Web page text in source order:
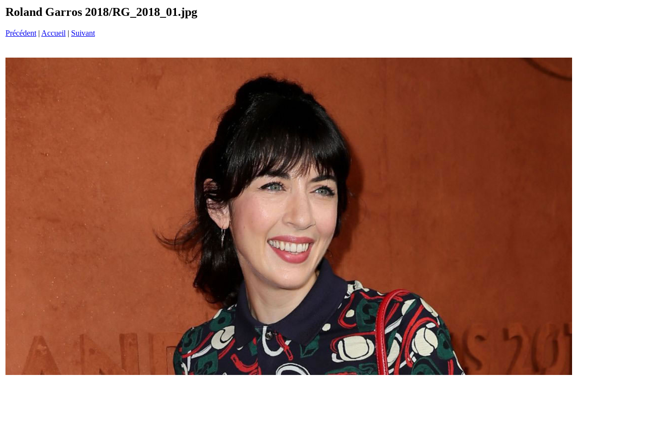
Roland Garros 2018/RG_2018_01.jpg
Précédent | Accueil | Suivant